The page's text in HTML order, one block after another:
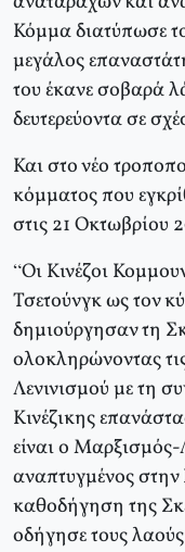
Κόμμα διατύπωσε
μεγάλος
του έκανε σοβαρά
δευτερεύοντα σε
Και στο νέο
κόμματος που
στις 21 Οκτωβρίου
“Οι Κινέζοι
Τσετούνγκ ως τον
δημιούργησαν τη
ολοκληρώνοντας
Λενινισμού με τη
Κινέζικης
είναι ο
αναπτυγμένος
καθοδήγηση της
οδήγησε τους